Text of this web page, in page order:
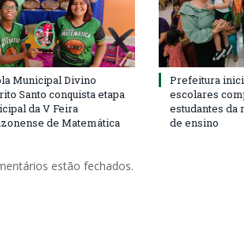
Municipal Divino
Santo conquista etapa
da V Feira
de Matemática
Prefeitura
escolares
estudantes da
de ensino
estão fechados.